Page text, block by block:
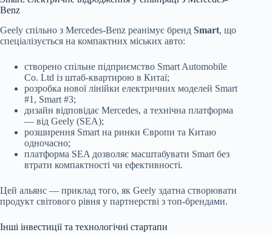
Benz
Geely спільно з Mercedes-Benz реанімує бренд Smart, що
спеціалізується на компактних міських авто:
створено спільне підприємство Smart Automobile
Co. Ltd із штаб-квартирою в Китаї;
розробка нової лінійки електричних моделей Smart
#1, Smart #3;
дизайн відповідає Mercedes, а технічна платформа
— від Geely (SEA);
розширення Smart на ринки Європи та Китаю
одночасно;
платформа SEA дозволяє масштабувати Smart без
втрати компактності чи ефективності.
Цей альянс — приклад того, як Geely здатна створювати
продукт світового рівня у партнерстві з топ-брендами.
Інші інвестиції та технологічні стартапи